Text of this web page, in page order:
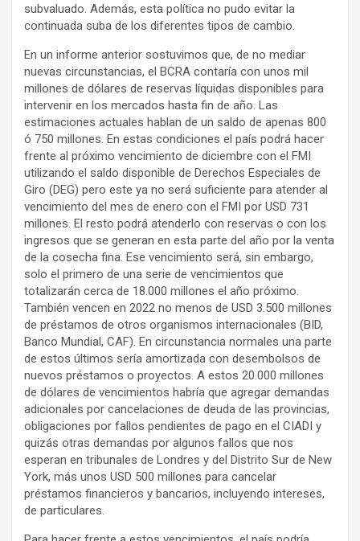
subvaluado. Además, esta política no pudo evitar la
continuada suba de los diferentes tipos de cambio.
En un informe anterior sostuvimos que, de no mediar
nuevas circunstancias, el BCRA contaría con unos mil
millones de dólares de reservas líquidas disponibles para
intervenir en los mercados hasta fin de año. Las
estimaciones actuales hablan de un saldo de apenas 800
ó 750 millones. En estas condiciones el país podrá hacer
frente al próximo vencimiento de diciembre con el FMI
utilizando el saldo disponible de Derechos Especiales de
Giro (DEG) pero este ya no será suficiente para atender al
vencimiento del mes de enero con el FMI por USD 731
millones. El resto podrá atenderlo con reservas o con los
ingresos que se generan en esta parte del año por la venta
de la cosecha fina. Ese vencimiento será, sin embargo,
solo el primero de una serie de vencimientos que
totalizarán cerca de 18.000 millones el año próximo.
También vencen en 2022 no menos de USD 3.500 millones
de préstamos de otros organismos internacionales (BID,
Banco Mundial, CAF). En circunstancia normales una parte
de estos últimos sería amortizada con desembolsos de
nuevos préstamos o proyectos. A estos 20.000 millones
de dólares de vencimientos habría que agregar demandas
adicionales por cancelaciones de deuda de las provincias,
obligaciones por fallos pendientes de pago en el CIADI y
quizás otras demandas por algunos fallos que nos
esperan en tribunales de Londres y del Distrito Sur de New
York, más unos USD 500 millones para cancelar
préstamos financieros y bancarios, incluyendo intereses,
de particulares.